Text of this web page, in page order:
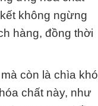
không ngừng
hàng, đồng thời
còn là chìa
chất này, như